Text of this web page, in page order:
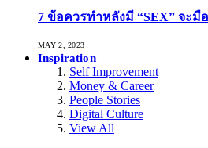
7 ข้อควรทำหลังมี “SEX” จะ
MAY 2, 2023
Inspiration
Self Improvement
Money & Career
People Stories
Digital Culture
View All